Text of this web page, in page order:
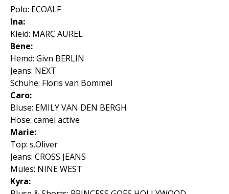
Polo: ECOALF
Ina:
Kleid: MARC AUREL
Bene:
Hemd: Givn BERLIN
Jeans: NEXT
Schuhe: Floris van Bommel
Caro:
Bluse: EMILY VAN DEN BERGH
Hose: camel active
Marie:
Top: s.Oliver
Jeans: CROSS JEANS
Mules: NINE WEST
Kyra: